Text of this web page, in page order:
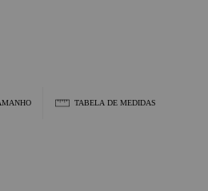
TABELA DE MEDIDAS